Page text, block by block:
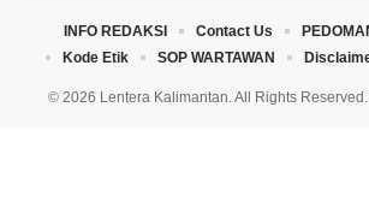
© 2026 Lentera Kalimantan. All Rights
INFO REDAKSI Contact Us
Kode Etik
SOP WARTAWAN